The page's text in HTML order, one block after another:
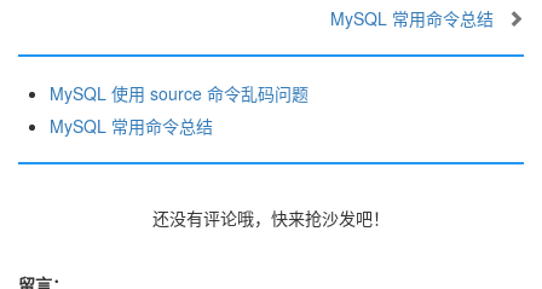
MySQL 常用命令总结
MySQL 使用 source 命令乱码问题
MySQL 常用命令总结
还没有评论哦，快来抢沙发吧！